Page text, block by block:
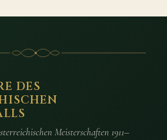
DES
Meisterschaften 1911–